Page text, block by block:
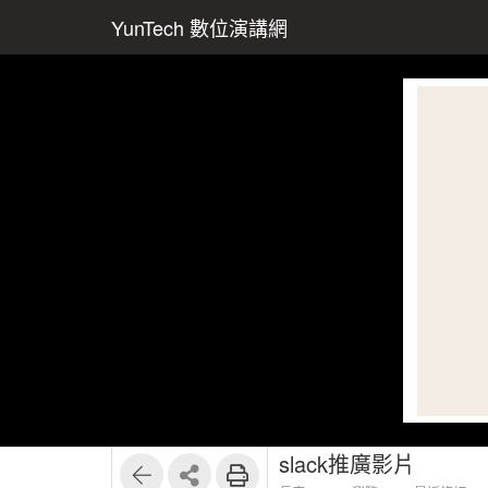
YunTech 數位演講網
slack推廣影片